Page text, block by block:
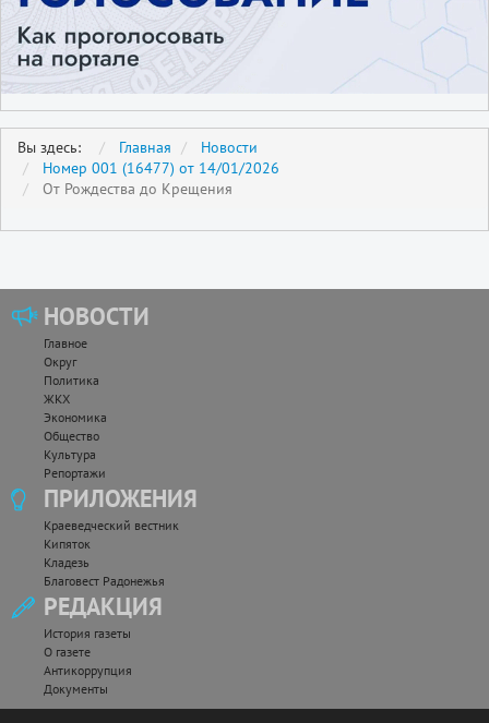
Вы здесь: Главная
Новости
Номер 001 (16477) от 14/01/2026
От Рождества до Крещения
НОВОСТИ
Главное
Округ
Политика
ЖКХ
Экономика
Общество
Культура
Репортажи
ПРИЛОЖЕНИЯ
Краеведческий вестник
Кипяток
Кладезь
Благовест Радонежья
РЕДАКЦИЯ
История газеты
О газете
Антикоррупция
Документы